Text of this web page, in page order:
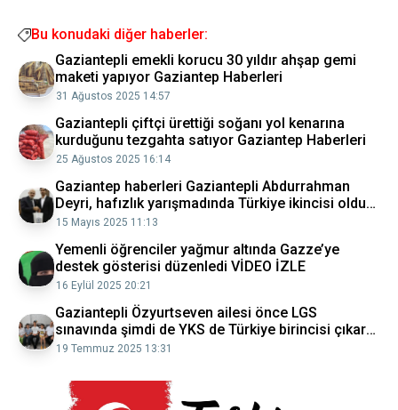
Bu konudaki diğer haberler:
Gaziantepli emekli korucu 30 yıldır ahşap gemi
maketi yapıyor Gaziantep Haberleri
31 Ağustos 2025 14:57
Gaziantepli çiftçi ürettiği soğanı yol kenarına
kurduğunu tezgahta satıyor Gaziantep Haberleri
25 Ağustos 2025 16:14
Gaziantep haberleri Gaziantepli Abdurrahman
Deyri, hafızlık yarışmadında Türkiye ikincisi oldu
15 Mayıs 2025
15 Mayıs 2025 11:13
Yemenli öğrenciler yağmur altında Gazze’ye
destek gösterisi düzenledi VİDEO İZLE
16 Eylül 2025 20:21
Gaziantepli Özyurtseven ailesi önce LGS
sınavında şimdi de YKS de Türkiye birincisi çıkardı
Gaziantep Haberleri
19 Temmuz 2025 13:31